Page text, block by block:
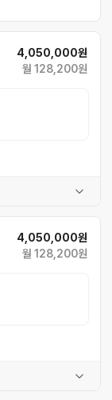
4,050,000원
월 128,200원
4,050,000원
월 128,200원